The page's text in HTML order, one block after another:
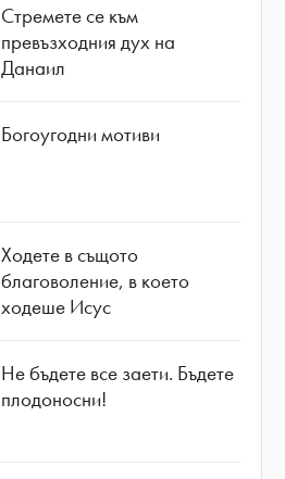
Стремете се към
превъзходния дух на
Данаил
Богоугодни мотиви
Ходете в същото
благоволение, в което
ходеше Исус
Не бъдете все заети. Бъдете
плодоносни!